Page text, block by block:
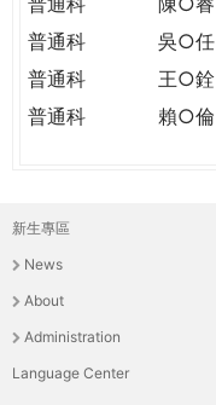
普通科
吳○任
普通科
王○銓
普通科
賴○倫
主
選
單
新生專區
News
About
Administration
Language Center